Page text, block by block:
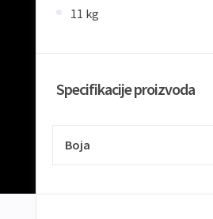
11 kg
Specifikacije proizvoda
Boja